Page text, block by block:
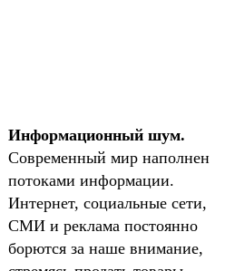
Информационный шум.
Современный мир наполнен
потоками информации.
Интернет, социальные сети,
СМИ и реклама постоянно
борются за наше внимание,